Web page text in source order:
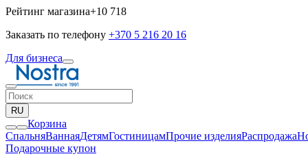
Рейтинг магазина+10 718
Заказать по телефону +370 5 216 20 16
Для бизнеса
RU
Корзина
СпальняВаннаяДетямГостиницамПрочие изделияPаспродажа
Подарочные купон